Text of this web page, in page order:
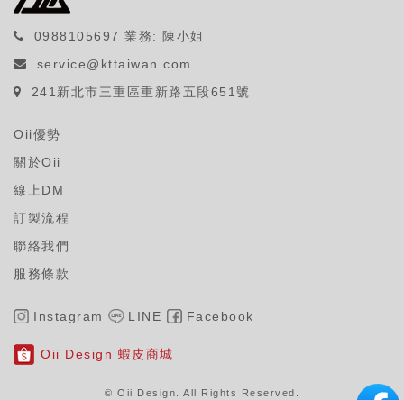
0988105697 業務: 陳小姐
service@kttaiwan.com
241新北市三重區重新路五段651號
Oii優勢
關於Oii
線上DM
訂製流程
聯絡我們
服務條款
Instagram LINE Facebook
Oii Design 蝦皮商城
© Oii Design. All Rights Reserved